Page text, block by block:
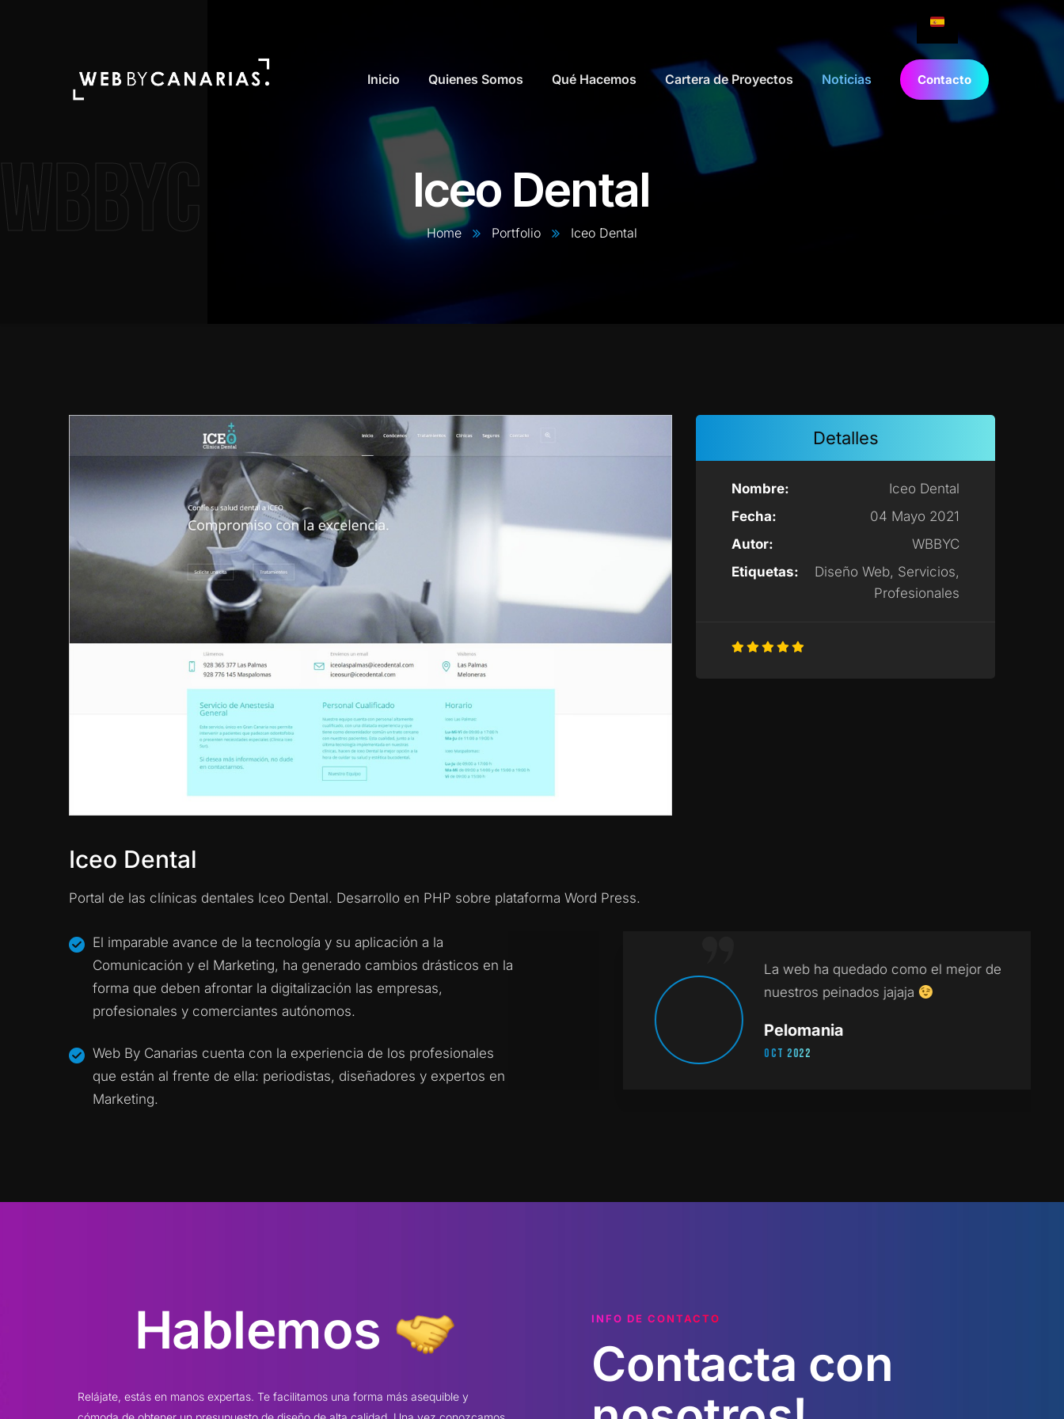
Inicio Quienes Somos Qué Hacemos Cartera de Proyectos Noticias Contacto
WBBYC Iceo Dental
Home Portfolio Iceo Dental
Detalles
Nombre:
Iceo Dental
Fecha:
04 Mayo 2021
Autor:
WBBYC
Etiquetas:
Diseño Web, Servicios,
Profesionales
Iceo Dental
Portal de las clínicas dentales Iceo Dental. Desarrollo en PHP sobre plataforma Word Press.
El imparable avance de la tecnología y su aplicación a la
Comunicación y el Marketing, ha generado cambios drásticos en la
forma que deben afrontar la digitalización las empresas,
profesionales y comerciantes autónomos.
Web By Canarias cuenta con la experiencia de los profesionales
que están al frente de ella: periodistas, diseñadores y expertos en
Marketing.
Satisfechos con el cambio. Els
recomanarem, gràcies!
Mar 2021
La web ha quedado como el mejor de
nuestros peinados jajaja
Pelomania
Oct 2022
Hablemos
Relájate, estás en manos expertas. Te facilitamos una forma más asequible y
INFO DE CONTACTO
Contacta con